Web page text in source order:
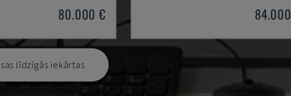
80.000 €
līdzīgās iekārtas